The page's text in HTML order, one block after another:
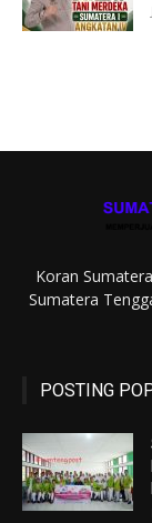
Koran
Sumatera
POSTING